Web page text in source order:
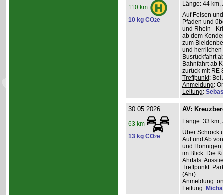
110 km
10 kg CO2e
Länge: 44 km,
Auf Felsen
Pfaden und
und Rhein -
ab dem
zum
und herrlichen
Busrückfahrt
Bahnfahrt ab
zurück mit RE
Treffpunkt: Bei
Anmeldung:
Leitung:
30.05.2026
63 km
13 kg CO2e
AV:
Länge: 33 km,
Über Schrock
Auf und Ab
und Hönnigen
im Blick: Die
Ahrtals.
Treffpunkt:
(Ahr).
Anmeldung:
Leitung: